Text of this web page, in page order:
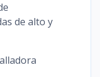
de alto y